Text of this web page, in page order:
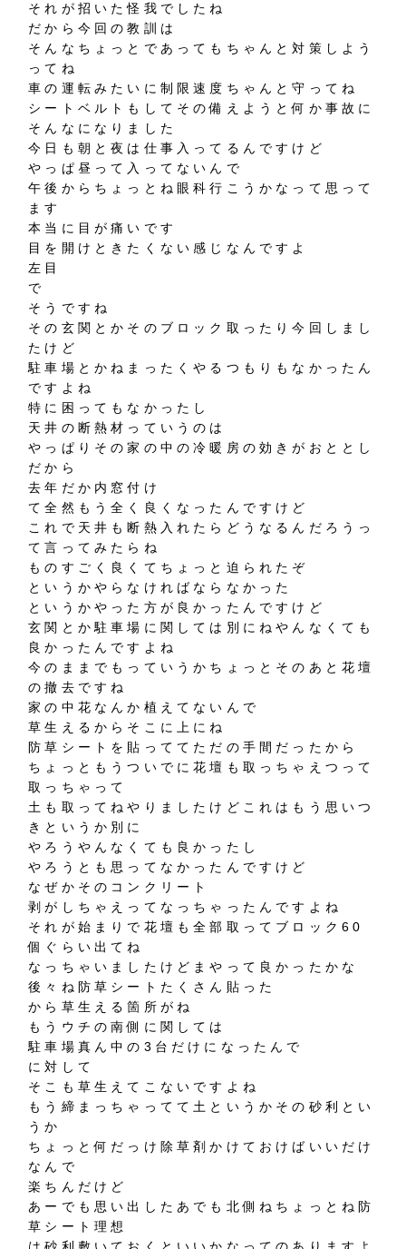
それが招いた怪我でしたね
だから今回の教訓は
そんなちょっとであってもちゃんと対策しよう
ってね
車の運転みたいに制限速度ちゃんと守ってね
シートベルトもしてその備えようと何か事故に
そんなになりました
今日も朝と夜は仕事入ってるんですけど
やっぱ昼って入ってないんで
午後からちょっとね眼科行こうかなって思って
ます
本当に目が痛いです
目を開けときたくない感じなんですよ
左目
で
そうですね
その玄関とかそのブロック取ったり今回しまし
たけど
駐車場とかねまったくやるつもりもなかったん
ですよね
特に困ってもなかったし
天井の断熱材っていうのは
やっぱりその家の中の冷暖房の効きがおととし
だから
去年だか内窓付け
て全然もう全く良くなったんですけど
これで天井も断熱入れたらどうなるんだろうっ
て言ってみたらね
ものすごく良くてちょっと迫られたぞ
というかやらなければならなかった
というかやった方が良かったんですけど
玄関とか駐車場に関しては別にねやんなくても
良かったんですよね
今のままでもっていうかちょっとそのあと花壇
の撤去ですね
家の中花なんか植えてないんで
草生えるからそこに上にね
防草シートを貼っててただの手間だったから
ちょっともうついでに花壇も取っちゃえつって
取っちゃって
土も取ってねやりましたけどこれはもう思いつ
きというか別に
やろうやんなくても良かったし
やろうとも思ってなかったんですけど
なぜかそのコンクリート
剥がしちゃえってなっちゃったんですよね
それが始まりで花壇も全部取ってブロック60
個ぐらい出てね
なっちゃいましたけどまやって良かったかな
後々ね防草シートたくさん貼った
から草生える箇所がね
もうウチの南側に関しては
駐車場真ん中の3台だけになったんで
に対して
そこも草生えてこないですよね
もう締まっちゃってて土というかその砂利とい
うか
ちょっと何だっけ除草剤かけておけばいいだけ
なんで
楽ちんだけど
あーでも思い出したあでも北側ねちょっとね防
草シート理想